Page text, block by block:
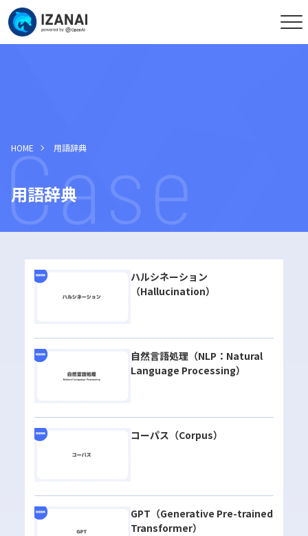
HOME 用語辞典
用語辞典
ハルシネーション
（Hallucination）
自然言語処理（NLP：Natural
Language Processing）
コーパス（Corpus）
GPT（Generative Pre-trained
Transformer）